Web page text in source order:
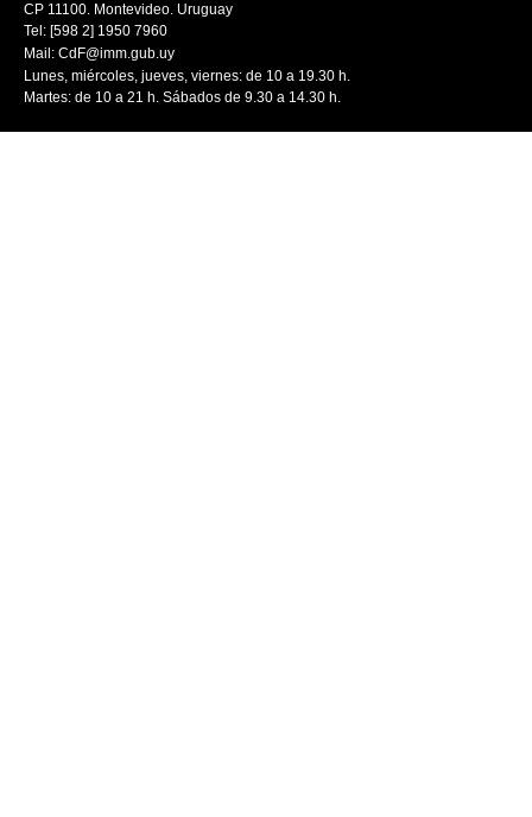
CP 11100. Montevideo. Uruguay
Tel: [598 2] 1950 7960
Mail: CdF@imm.gub.uy
Lunes, miércoles, jueves, viernes: de 10 a 19.30 h.
Martes: de 10 a 21 h. Sábados de 9.30 a 14.30 h.